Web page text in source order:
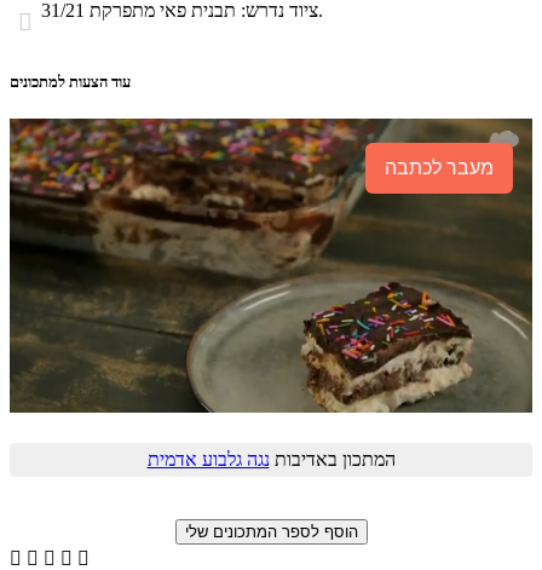
 ציוד נדרש: תבנית פאי מתפרקת 31/21.
עוד הצעות למתכונים
מעבר לכתבה
המתכון באדיבותנגה גלבוע אדמית
    